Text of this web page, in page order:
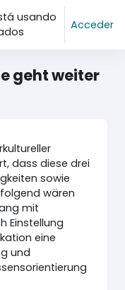
usando
Acceder
geht weiter
dass diese drei
sowie
wären
mit
Einstellung
eine
und